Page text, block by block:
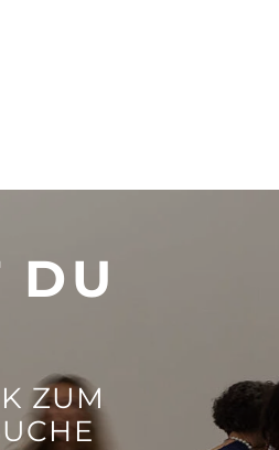
DU
ZUM